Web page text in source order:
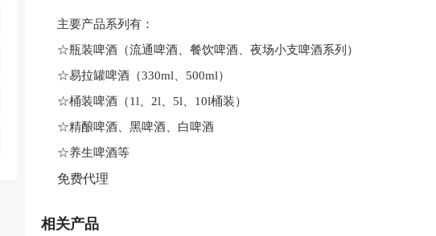
主要产品系列有：
☆瓶装啤酒（流通啤酒、餐饮啤酒、夜场小支啤酒系列）
☆易拉罐啤酒（330ml、500ml）
☆桶装啤酒（1l、2l、5l、10l桶装）
☆精酿啤酒、黑啤酒、白啤酒
☆养生啤酒等
免费代理
相关产品